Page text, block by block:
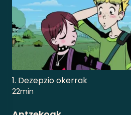
1. Dezepzio okerrak
22min